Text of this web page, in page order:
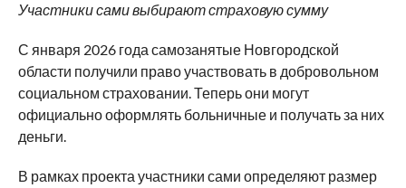
Участники сами выбирают страховую сумму
С января 2026 года самозанятые Новгородской
области получили право участвовать в добровольном
социальном страховании. Теперь они могут
официально оформлять больничные и получать за них
деньги.
В рамках проекта участники сами определяют размер